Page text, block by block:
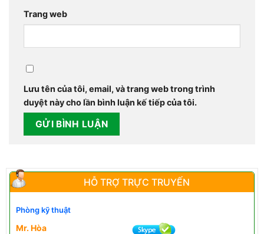
HỖ TRỢ TRỰC TRUYẾN
Phòng kỹ thuật
Mr. Hòa
Trang web
Lưu tên của tôi, email, và trang web trong trình
duyệt này cho lần bình luận kế tiếp của tôi.